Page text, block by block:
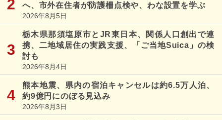
へ、市外在住者が防護柵点検や、わな設置を学ぶ
2026年8月5日
栃木県那須塩原市とJR東日本、関係人口創出で連
携、二地域居住の実践支援、「ご当地Suica」の検
討も
2026年8月4日
熊本地震、県内の宿泊キャンセルは約6.5万人泊、
約9億円にのぼる見込み
2026年8月3日